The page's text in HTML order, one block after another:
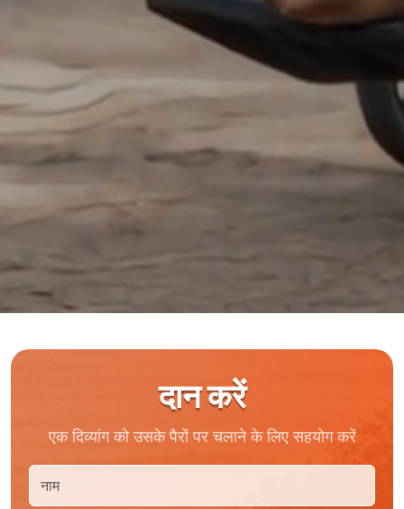
दान करें
एक दिव्यांग को उसके पैरों पर चलाने के लिए सहयोग करें